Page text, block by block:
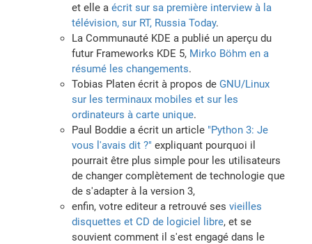
et elle aécrit sur sa première interview à la
télévision, sur RT, Russia Today.
La Communauté KDE a publié un aperçu du
futur Frameworks KDE 5, Mirko Böhm en a
résumé les changements.
Tobias Platen écrit à propos de GNU/Linux
sur les terminaux mobiles et sur les
ordinateurs à carte unique.
Paul Boddie a écrit un article "Python 3: Je
vous l'avais dit ?" expliquant pourquoi il
pourrait être plus simple pour les utilisateurs
de changer complètement de technologie que
de s'adapter à la version 3,
enfin, votre editeur a retrouvé sesvieilles
disquettes et CD de logiciel libre, et se
souvient comment il s'est engagé dans le